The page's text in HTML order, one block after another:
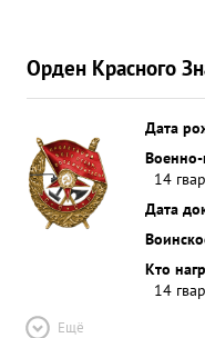
Орден Красного
Дата
14
Дата
Кто
14
Ещё